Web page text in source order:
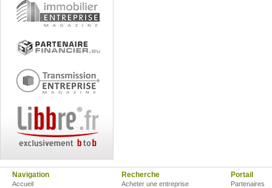
Navigation
Accueil
Recherche
Acheter une entreprise
Portail
Partenaires